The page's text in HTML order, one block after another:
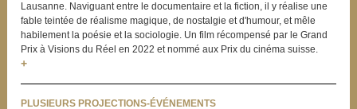
Lausanne. Naviguant entre le documentaire et la fiction, il y réalise une
fable teintée de réalisme magique, de nostalgie et d'humour, et mêle
habilement la poésie et la sociologie. Un film récompensé par le Grand
Prix à Visions du Réel en 2022 et nommé aux Prix du cinéma suisse.
+
PLUSIEURS PROJECTIONS-ÉVÉNEMENTS